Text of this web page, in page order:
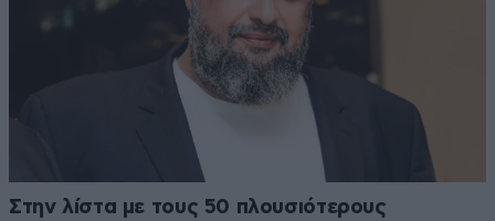
Στην λίστα με τους 50 πλουσιότερους